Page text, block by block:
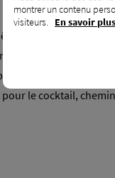
magnifique, mais
des
dès le départ. Il
le cocktail,
montrer un contenu
visiteurs. En savoir plus